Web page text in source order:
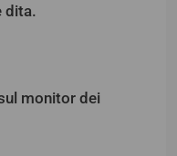
dita.
monitor dei